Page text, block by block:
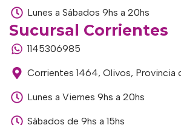
Lunes a Sábados 9hs a 20hs
Sucursal Corrientes
1145306985
Corrientes 1464, Olivos, Provincia
Lunes a Viernes 9hs a 20hs
Sábados de 9hs a 15hs